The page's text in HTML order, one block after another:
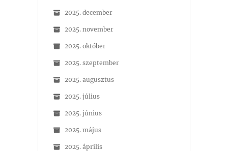
2025. december
2025. november
2025. október
2025. szeptember
2025. augusztus
2025. július
2025. június
2025. május
2025. április